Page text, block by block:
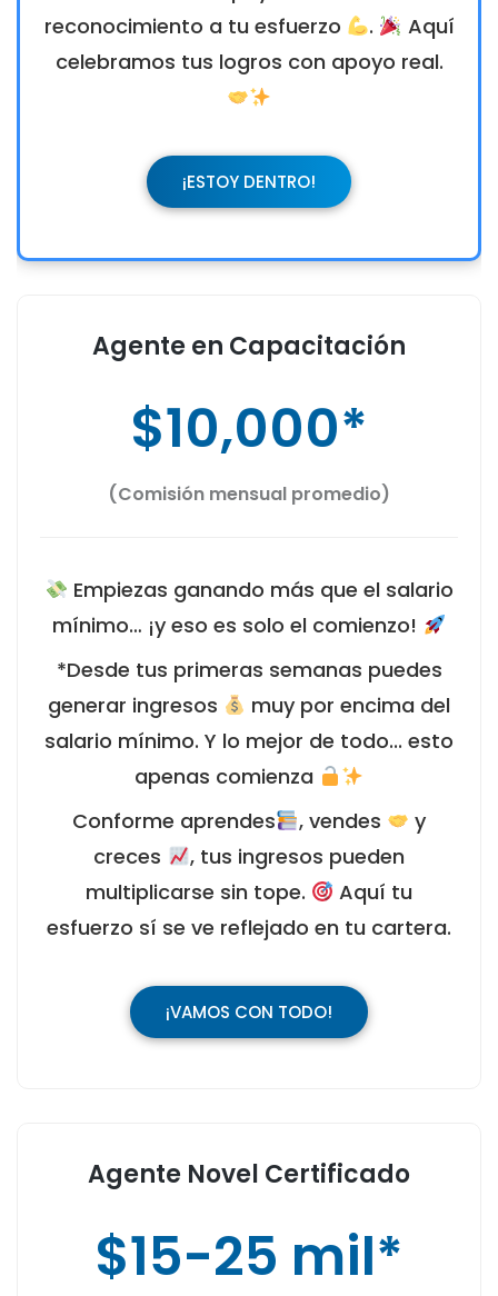
reconocimiento a tu esfuerzo
.
Aquí
celebramos tus logros con apoyo real.
¡ESTOY DENTRO!
Agente en Capacitación
$10,000*
(Comisión mensual promedio)
Empiezas ganando más que el salario
mínimo… ¡y eso es solo el comienzo!
*Desde tus primeras semanas puedes
generar ingresos
muy por encima del
salario mínimo. Y lo mejor de todo... esto
apenas comienza
Conforme aprendes
, vendes
y
creces
, tus ingresos pueden
multiplicarse sin tope.
Aquí tu
esfuerzo sí se ve reflejado en tu cartera.
¡VAMOS CON TODO!
Agente Novel Certificado
$15-25 mil*